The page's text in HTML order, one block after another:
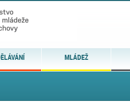
MLÁDEŽ